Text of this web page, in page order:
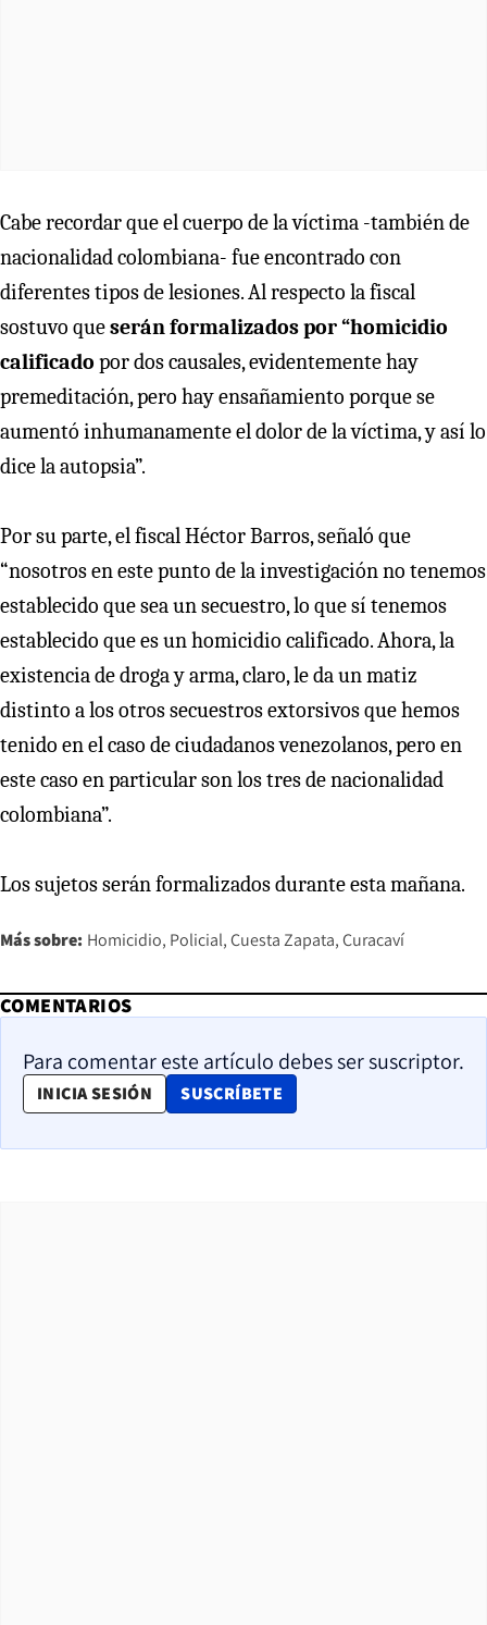
Cabe recordar que el cuerpo de la víctima -también de
nacionalidad colombiana- fue encontrado con
diferentes tipos de lesiones. Al respecto la fiscal
sostuvo queserán formalizados por “homicidio
calificado por dos causales, evidentemente hay
premeditación, pero hay ensañamiento porque se
aumentó inhumanamente el dolor de la víctima, y así lo
dice la autopsia”.
Por su parte, el fiscal Héctor Barros, señaló que
“nosotros en este punto de la investigación no tenemos
establecido que sea un secuestro, lo que sí tenemos
establecido que es un homicidio calificado. Ahora, la
existencia de droga y arma, claro, le da un matiz
distinto a los otros secuestros extorsivos que hemos
tenido en el caso de ciudadanos venezolanos, pero en
este caso en particular son los tres de nacionalidad
colombiana”.
Los sujetos serán formalizados durante esta mañana.
Más sobre: Homicidio Policial Cuesta Zapata Curacaví
COMENTARIOS
Para comentar este artículo debes ser suscriptor.
INICIA SESIÓN SUSCRÍBETE
OPENS IN NEW WINDOW